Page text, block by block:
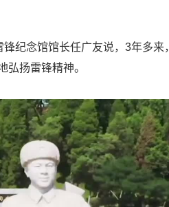
纪念馆馆长任广友说，3年多
弘扬雷锋精神。